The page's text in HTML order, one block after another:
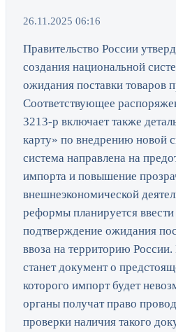
26.11.2025 06:16
Правительство России
создания национальной
ожидания поставки товаров
Соответствующее
3213-р включает также
карту» по внедрению новой
система направлена на
импорта и повышение
внешнеэкономической
реформы планируется ввести
подтверждение ожидания
ввоза на территорию
станет документ о
которого импорт будет
органы получат право
проверки наличия такого